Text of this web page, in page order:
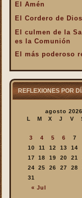
El Amén
El Cordero de
El culmen de la
es la Comunión
El más poderoso
El Pan de la
El Pan nuestro de
El valor infinto de
En la Santa Misa
da todo
En la Santa Misa
se ofrece a sí
En la Santa Misa
REFLEXIONES POR
agosto 2026
L
M X J V
« Jul
3
4 5 6 7
10
11 12 13 14
17
18 19 20 21
24
25 26 27 28
31